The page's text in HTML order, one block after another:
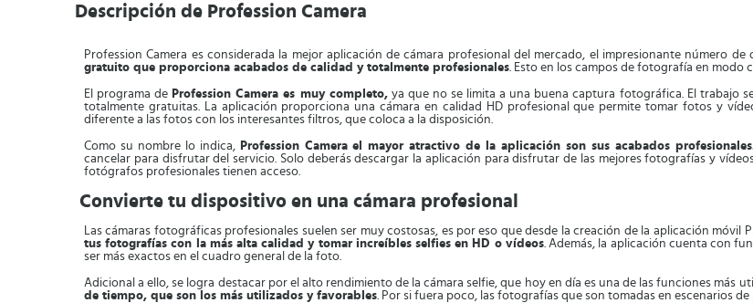
Descripción de Profession Camera
Profession Camera es considerada la mejor aplicación de cámara profesional del mercado, el impresionante número de
gratuito que proporciona acabados de calidad y totalmente profesionales. Esto en los campos de fotografía en modo
El programa de Profession Camera es muy completo,ya que no se limita a una buena captura fotográfica. El trabajo
totalmente gratuitas. La aplicación proporciona una cámara en calidad HD profesional que permite tomar fotos y
diferente a las fotos con los interesantes filtros, que coloca a la disposición.
Como su nombre lo indica, Profession Camera el mayor atractivo de la aplicación son sus acabados
cancelar para disfrutar del servicio. Solo deberás descargar la aplicación para disfrutar de las mejores fotografías y
fotógrafos profesionales tienen acceso.
Convierte tu dispositivo en una cámara profesional
Las cámaras fotográficas profesionales suelen ser muy costosas, es por eso que desde la creación de la aplicación móvil
tus fotografías con la más alta calidad y tomar increíbles selfies en HD o vídeos. Además, la aplicación cuenta con
ser más exactos en el cuadro general de la foto.
Adicional a ello, se logra destacar por el alto rendimiento de la cámara selfie, que hoy en día es una de las funciones más
de tiempo, que son los más utilizados y favorables. Por si fuera poco, las fotografías que son tomadas en escenarios